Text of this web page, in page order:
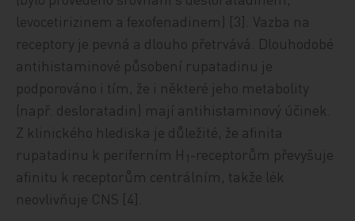
levocetirizinem a fexofenadinem) [3]. Vazba na
receptory je pevná a dlouho přetrvává. Dlouhodobé
antihistaminové působení rupatadinu je
podporováno i tím, že i některé jeho metabolity
(např. desloratadin) mají antihistaminový účinek.
Z klinického hlediska je důležité, že afinita
rupatadinu k periferním H 1-receptorům převyšuje
afinitu k receptorům centrálním, takže lék
neovlivňuje CNS [4].